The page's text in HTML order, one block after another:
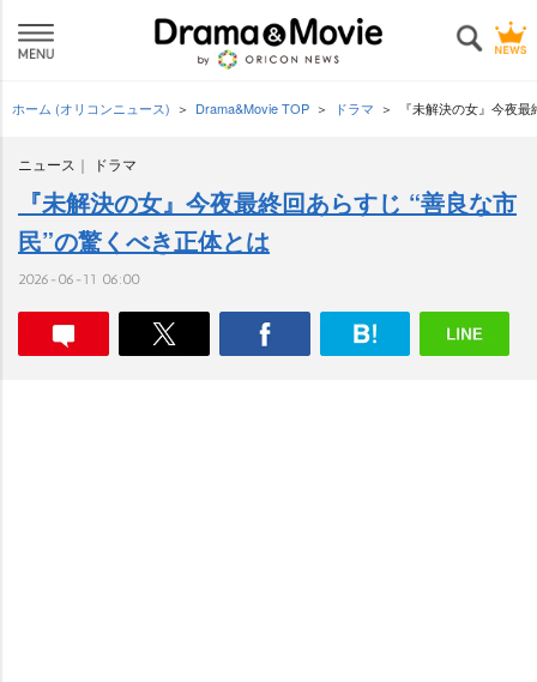
ホーム (オリコンニュース) Drama&Movie TOP ドラマ 『未解決の女』今夜
ニュース ドラマ
『未解決の女』今夜最終回あらすじ “善良な市
民”の驚くべき正体とは
2026-06-11 06:00